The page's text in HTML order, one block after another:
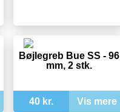
Bøjlegreb Bue SS - 96
mm, 2 stk.
40 kr. Vis mere